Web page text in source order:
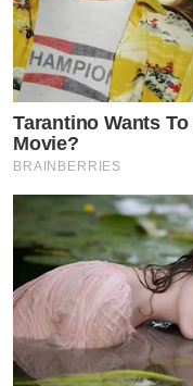
Tarantino Wants
Movie?
BRAINBERRIES